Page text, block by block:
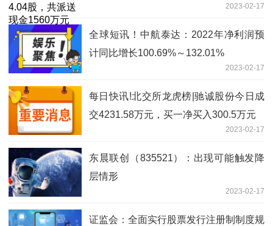
2023-02-17
全球短讯！中航泰达：2022年净利润预
计同比增长100.69%～132.01%
2023-02-17
每日快讯!北交所龙虎榜|驰诚股份今日成
交4231.58万元，买一净买入300.5万元
2023-02-17
东晨联创（835521）：出现可能触发降
层情形
2023-02-17
证监会：全面实行股票发行注册制制度规